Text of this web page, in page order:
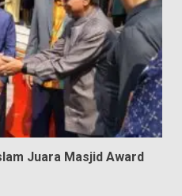
Juara Masjid Award